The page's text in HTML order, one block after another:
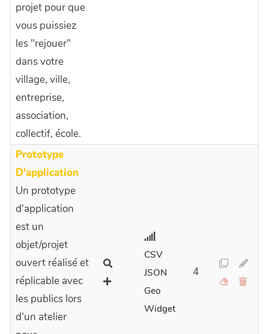
projet pour que
vous puissiez
les "rejouer"
dans votre
village, ville,
entreprise,
association,
collectif, école.
Prototype
D'application
Un prototype
d'application
est un
objet/projet
ouvert réalisé et
réplicable avec
les publics lors
d'un atelier
CSV
JSON
Geo
Widget
4